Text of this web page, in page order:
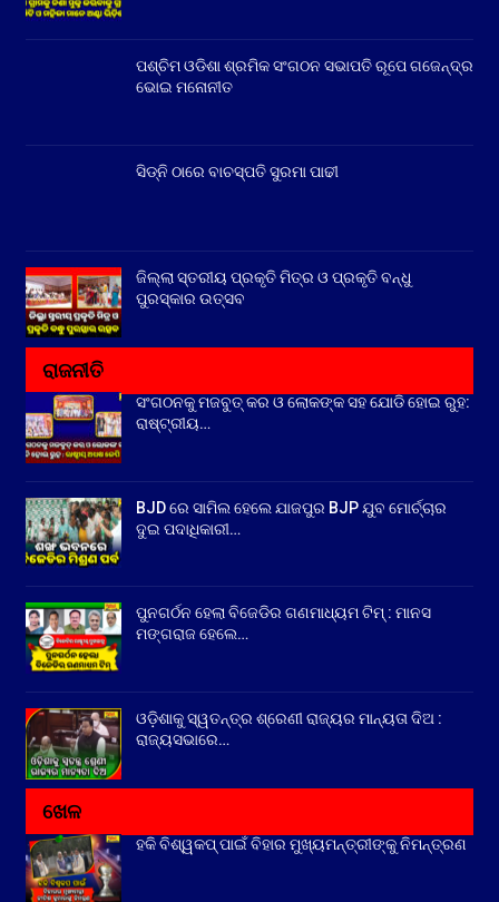
ପଶ୍ଚିମ ଓଡିଶା ଶ୍ରମିକ ସଂଗଠନ ସଭାପତି ରୂପେ ଗଜେନ୍ଦ୍ର
ଭୋଇ ମନୋନୀତ
ସିଡ୍‌ନି ଠାରେ ବାଚସ୍ପତି ସୁରମା ପାଢୀ
ଜିଲ୍ଲା ସ୍ତରୀୟ ପ୍ରକୃତି ମିତ୍ର ଓ ପ୍ରକୃତି ବନ୍ଧୁ
ପୁରସ୍କାର ଉତ୍ସବ
ରାଜନୀତି
ସଂଗଠନକୁ ମଜବୁତ୍ କର ଓ ଲୋକଙ୍କ ସହ ଯୋଡି ହୋଇ ରୁହ:
ରାଷ୍ଟ୍ରୀୟ…
BJD ରେ ସାମିଲ ହେଲେ ଯାଜପୁର BJP ଯୁବ ମୋର୍ଚ୍ଚାର
ଦୁଇ ପଦାଧିକାରୀ…
ପୁନଗର୍ଠନ ହେଲା ବିଜେଡିର ଗଣମାଧ୍ୟମ ଟିମ୍ : ମାନସ
ମଙ୍ଗରାଜ ହେଲେ…
ଓଡ଼ିଶାକୁ ସ୍ୱତନ୍ତ୍ର ଶ୍ରେଣୀ ରାଜ୍ୟର ମାନ୍ୟତା ଦିଅ :
ରାଜ୍ୟସଭାରେ…
ଖେଳ
ହକି ବିଶ୍ୱକପ୍ ପାଇଁ ବିହାର ମୁଖ୍ୟମନ୍ତ୍ରୀଙ୍କୁ ନିମନ୍ତ୍ରଣ